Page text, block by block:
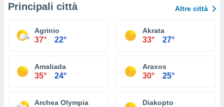
Principali città Altre città
Agrinio
37° 22°
Akrata
33° 27°
Amaliada
35° 24°
Araxos
30° 25°
Archea Olympia Diakopto